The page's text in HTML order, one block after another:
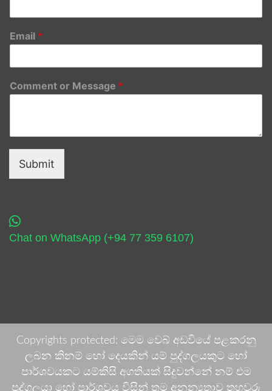
Email *
Comment or Message *
Submit
Chat on WhatsApp (+94 77 359 6107)
Copyrights protected: මෙම වෙබ් අඩවියේ පළකරනු
ලබන කිනම් හෝ දෙයකින් යම් පුද්ගලයකුට හෝ
පාර්ශවයකට යම්කිසි අගතියක් සිදුවන්නේ නම් එම
පුද්ගලයා හෝ පාර්ශවය විසින් තම අනන්‍යතාව තහවුරු